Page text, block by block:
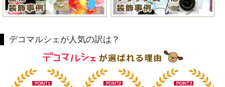
デコマルシェが人気の訳は？